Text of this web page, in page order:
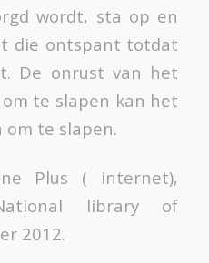
wordt, sta op en
die ontspant totdat
De onrust van het
te slapen kan het
om te slapen.
Plus ( internet),
library of
2012.